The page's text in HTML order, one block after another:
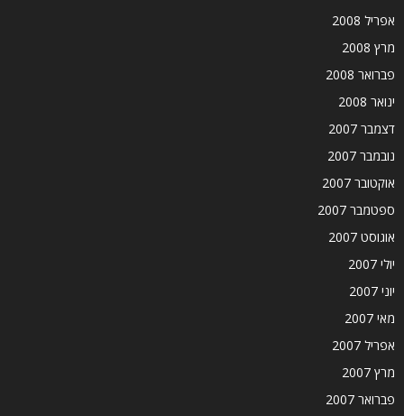
אפריל 2008
מרץ 2008
פברואר 2008
ינואר 2008
דצמבר 2007
נובמבר 2007
אוקטובר 2007
ספטמבר 2007
אוגוסט 2007
יולי 2007
יוני 2007
מאי 2007
אפריל 2007
מרץ 2007
פברואר 2007